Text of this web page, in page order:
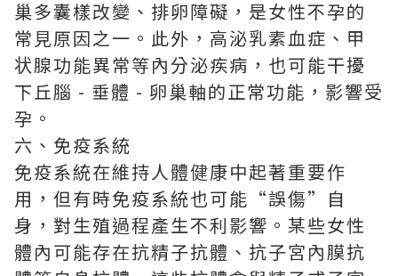
巢多囊樣改變、排卵障礙，是女性不孕的
常見原因之一。此外，高泌乳素血症、甲
状腺功能異常等內分泌疾病，也可能干擾
下丘腦 - 垂體 - 卵巢軸的正常功能，影響受
孕。
六、免疫系統
免疫系統在維持人體健康中起著重要作
用，但有時免疫系統也可能“誤傷”自
身，對生殖過程產生不利影響。某些女性
體內可能存在抗精子抗體、抗子宮內膜抗